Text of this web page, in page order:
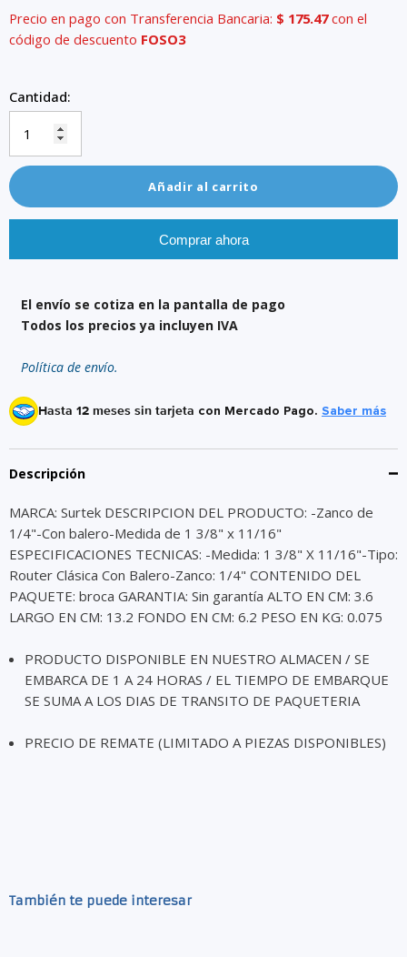
Precio en pago con Transferencia Bancaria: $ 175.47con el
código de descuento FOSO3
Cantidad:
Añadir al carrito
Comprar ahora
El envío se cotiza en la pantalla de pago
Todos los precios ya incluyen IVA
Política de envío.
Hasta 12 meses sin tarjeta con Mercado Pago. Saber más
Descripción
MARCA: Surtek DESCRIPCION DEL PRODUCTO: -Zanco de
1/4"-Con balero-Medida de 1 3/8" x 11/16"
ESPECIFICACIONES TECNICAS: -Medida: 1 3/8" X 11/16"-Tipo:
Router Clásica Con Balero-Zanco: 1/4" CONTENIDO DEL
PAQUETE: broca GARANTIA: Sin garantía ALTO EN CM: 3.6
LARGO EN CM: 13.2 FONDO EN CM: 6.2 PESO EN KG: 0.075
PRODUCTO DISPONIBLE EN NUESTRO ALMACEN / SE
EMBARCA DE 1 A 24 HORAS / EL TIEMPO DE EMBARQUE
SE SUMA A LOS DIAS DE TRANSITO DE PAQUETERIA
PRECIO DE REMATE (LIMITADO A PIEZAS DISPONIBLES)
También te puede interesar